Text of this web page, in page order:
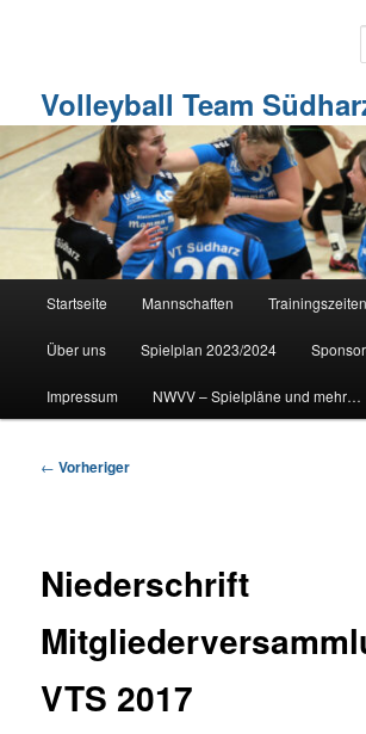
Volleyball Team
Startseite Mannschaften Trainingszeiten
Über uns Spielplan 2023/2024
Impressum NWVV – Spielpläne und mehr…
Beitragsnavigation
← Vorheriger
Niederschrift
VTS 2017